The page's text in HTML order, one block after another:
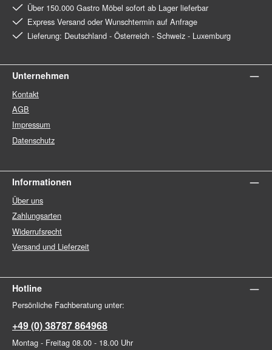
Über 150.000 Gastro Möbel sofort ab Lager lieferbar
Express Versand oder Wunschtermin auf Anfrage
Lieferung: Deutschland - Österreich - Schweiz - Luxemburg
Unternehmen
Kontakt
AGB
Impressum
Datenschutz
Informationen
Über uns
Zahlungsarten
Widerrufsrecht
Versand und Lieferzeit
Hotline
Persönliche Fachberatung unter:
+49 (0) 38787 864968
Montag - Freitag 08.00 - 18.00 Uhr